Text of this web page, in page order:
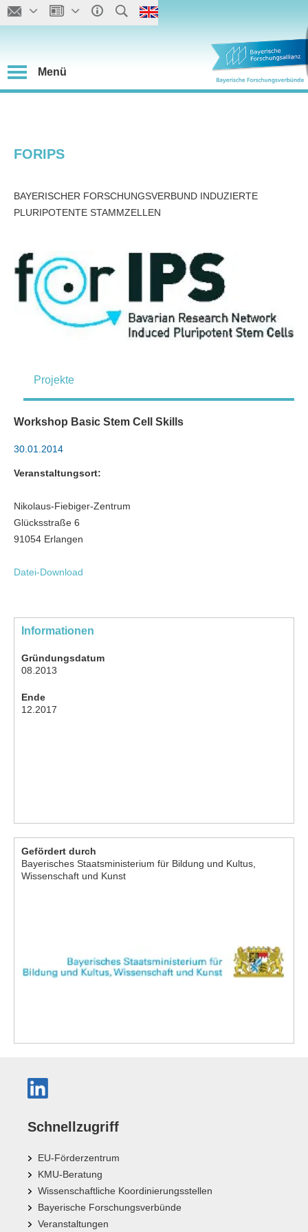
Menü
FORIPS
BAYERISCHER FORSCHUNGSVERBUND INDUZIERTE
PLURIPOTENTE STAMMZELLEN
Projekte
Workshop Basic Stem Cell Skills
30.01.2014
Veranstaltungsort:
Nikolaus-Fiebiger-Zentrum
Glücksstraße 6
91054 Erlangen
Datei-Download
Informationen
Gründungsdatum
08.2013
Ende
12.2017
Gefördert durch
Bayerisches Staatsministerium für Bildung und Kultus,
Wissenschaft und Kunst
Schnellzugriff
EU-Förderzentrum
KMU-Beratung
Wissenschaftliche Koordinierungsstellen
Bayerische Forschungsverbünde
Veranstaltungen